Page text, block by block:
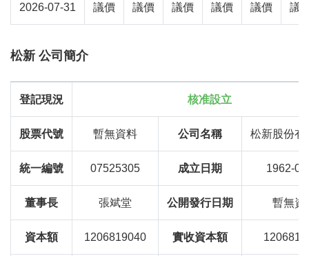
2026-07-31 議價 議價 議價 議價 議價 議
松新 公司簡介
登記現況 核准設立
股票代號 暫無資料 公司名稱 松新股份有
統一編號 07525305 成立日期 1962-
董事長 張斌堂 公開發行日期 暫無資
資本額 1206819040 實收資本額